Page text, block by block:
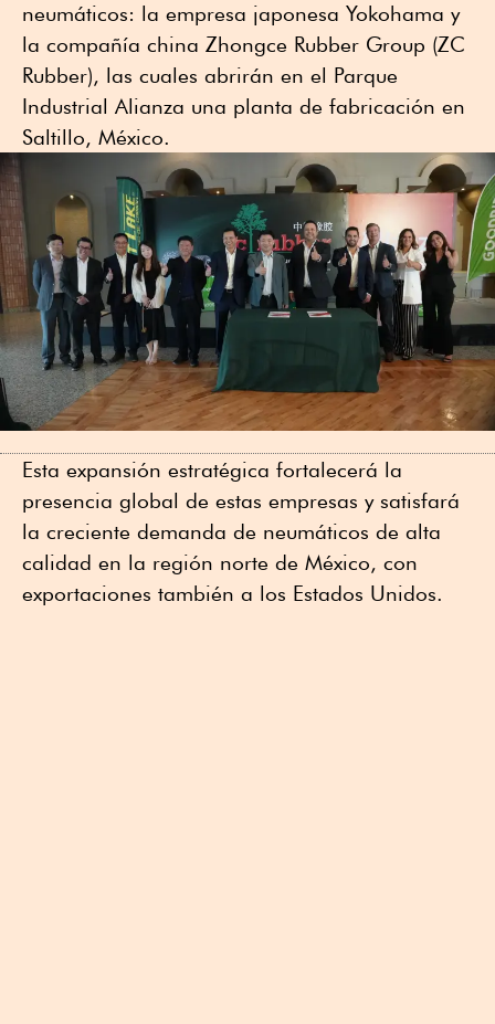
neumáticos: la empresa japonesa Yokohama y
la compañía china Zhongce Rubber Group (ZC
Rubber), las cuales abrirán en el Parque
Industrial Alianza una planta de fabricación en
Saltillo, México.
Esta expansión estratégica fortalecerá la
presencia global de estas empresas y satisfará
la creciente demanda de neumáticos de alta
calidad en la región norte de México, con
exportaciones también a los Estados Unidos.